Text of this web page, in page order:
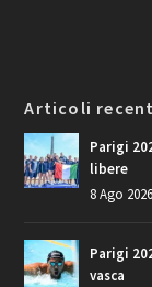
Articoli
Parigi
libere
8 Ago 2026
Parigi
vasca